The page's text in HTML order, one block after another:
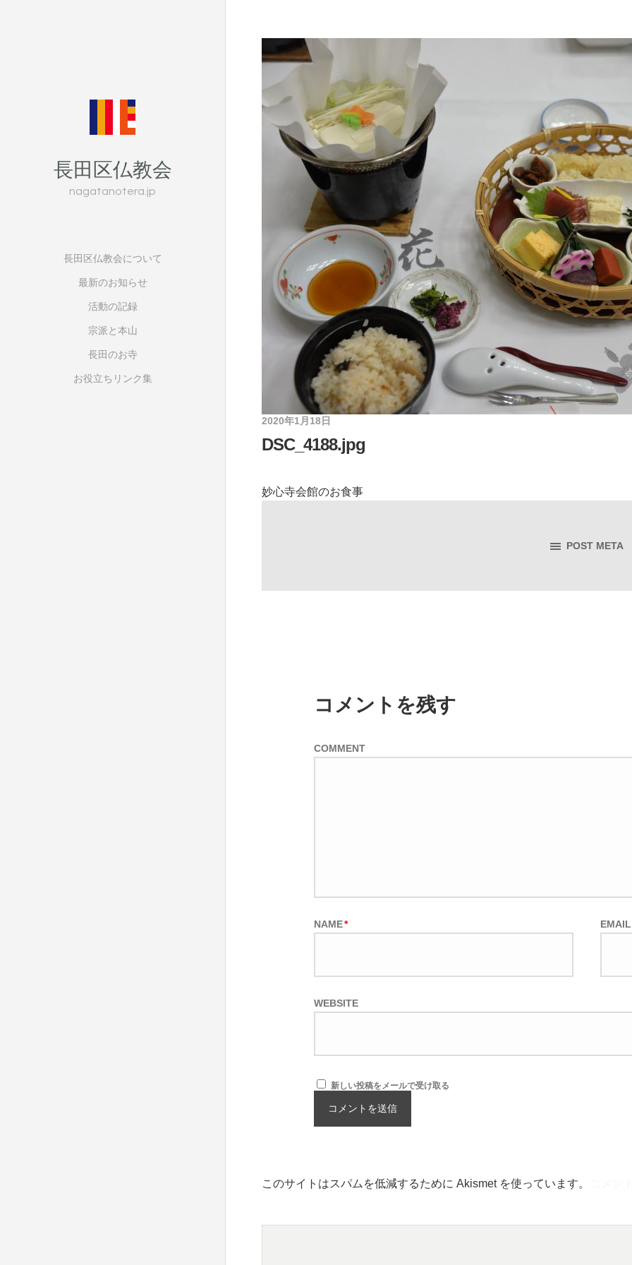
長田区仏教会
nagatanotera.jp
長田区仏教会について
最新のお知らせ
活動の記録
宗派と本山
長田のお寺
お役立ちリンク集
2020年1月18日
DSC_4188.jpg
妙心寺会館のお食事
POST META
コメントを残す
COMMENT
NAME* EMAIL
WEBSITE
新しい投稿をメールで受け取る
このサイトはスパムを低減するために Akismet を使っています。